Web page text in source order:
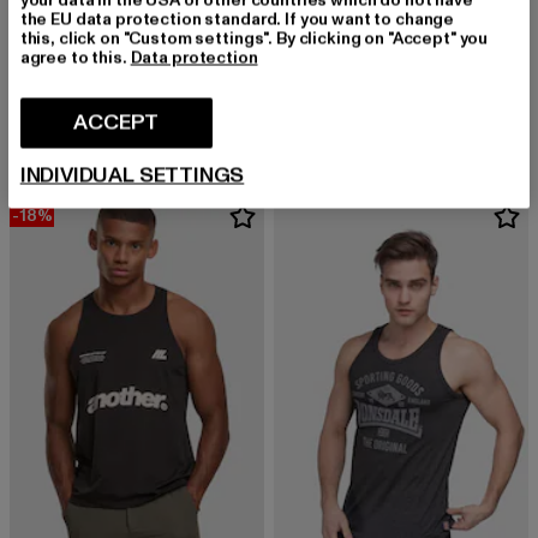
COLUCCI
Hole Knit College
EUR 41,99
Derzeitiger Preis: EUR 41,99
EUR 49,99
URBAN CLASSICS
-18%
the EU data protection standard. If you want to change
this, click on "Custom settings". By clicking on "Accept" you
agree to this. Data protection
ACCEPT
INDIVIDUAL SETTINGS